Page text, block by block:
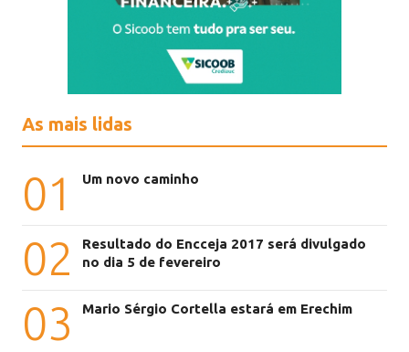
As mais lidas
01 Um novo caminho
02
Resultado do Encceja 2017 será divulgado
no dia 5 de fevereiro
03 Mario Sérgio Cortella estará em Erechim